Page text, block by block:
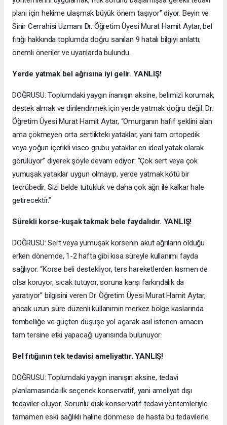
planı için hekime ulaşmak büyük önem taşıyor” diyor. Beyin ve
Sinir Cerrahisi Uzmanı Dr. Öğretim Üyesi Murat Hamit Aytar, bel
fıtığı hakkında toplumda doğru sanılan 9 hatalı bilgiyi anlattı;
önemli öneriler ve uyarılarda bulundu.
Yerde yatmak bel ağrısına iyi gelir. YANLIŞ!
DOĞRUSU: Toplumdaki yaygın inanışın aksine, belimizi korumak,
destek almak ve dinlendirmek için yerde yatmak doğru değil. Dr.
Öğretim Üyesi Murat Hamit Aytar, “Omurganın hafif şeklini alan
ama çökmeyen orta sertlikteki yataklar, yani tam ortopedik
veya yoğun içerikli visco grubu yataklar en ideal yatak olarak
görülüyor” diyerek şöyle devam ediyor: “Çok sert veya çok
yumuşak yataklar uygun olmayıp, yerde yatmak kötü bir
tecrübedir. Sizi belde tutukluk ve daha çok ağrı ile kalkar hale
getirecektir.”
Sürekli korse-kuşak takmak bele faydalıdır. YANLIŞ!
DOĞRUSU: Sert veya yumuşak korsenin akut ağrıların olduğu
erken dönemde, 1-2 hafta gibi kısa süreyle kullanımı fayda
sağlıyor. “Korse beli destekliyor, ters hareketlerden kısmen de
olsa koruyor, sıcak tutuyor, soruna karşı farkındalık da
yaratıyor” bilgisini veren Dr. Öğretim Üyesi Murat Hamit Aytar,
ancak uzun süre düzenli kullanımın merkez bölge kaslarında
tembelliğe ve güçten düşüşe yol açarak asıl istenen amacın
tam tersine etki yapacağı uyarısında bulunuyor.
Bel fıtığının tek tedavisi ameliyattır. YANLIŞ!
DOĞRUSU: Toplumdaki yaygın inanışın aksine, tedavi
planlamasında ilk seçenek konservatif, yani ameliyat dışı
tedaviler oluyor. Sorunlu disk konservatif tedavi yöntemleriyle
tamamen eski sağlıklı haline dönmese de hasta bu tedavilerle